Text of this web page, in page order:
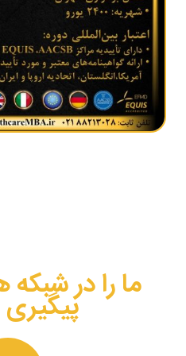
ما را در
پیگیری